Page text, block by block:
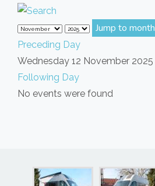
Jump to month
Preceding Day
Wednesday 12 November 2025
Following Day
No events were found